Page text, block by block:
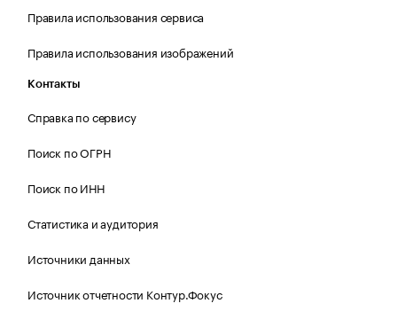
Правила использования сервиса
Правила использования изображений
Контакты
Справка по сервису
Поиск по ОГРН
Поиск по ИНН
Статистика и аудитория
Источники данных
Источник отчетности Контур.Фокус